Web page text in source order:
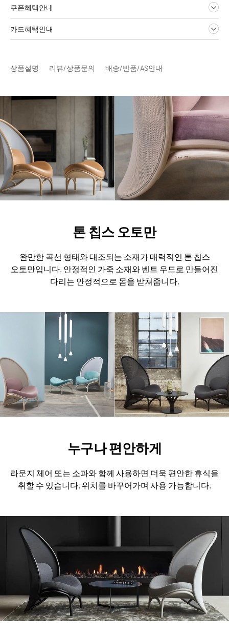
쿠폰혜택안내
카드혜택안내
상품설명 리뷰/상품문의 배송/반품/AS안내
톤 칩스 오토만
완만한 곡선 형태와 대조되는 소재가 매력적인 톤 칩스
오토만입니다. 안정적인 가죽 소재와 벤트 우드로 만들어진
다리는 안정적으로 몸을 받쳐줍니다.
누구나 편안하게
라운지 체어 또는 소파와 함께 사용하면 더욱 편안한 휴식을
취할 수 있습니다. 위치를 바꾸어가며 사용 가능합니다.